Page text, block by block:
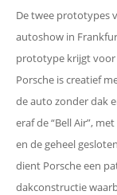
De twee prototypes
autoshow in
prototype krijgt voor
Porsche is creatief
de auto zonder dak
eraf de “Bell Air”,
en de geheel
dient Porsche een
dakconstructie